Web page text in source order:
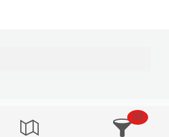
33